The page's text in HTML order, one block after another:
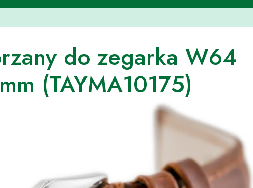
do zegarka W64
(TAYMA10175)